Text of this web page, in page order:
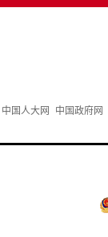
中国人大网 中国政府网